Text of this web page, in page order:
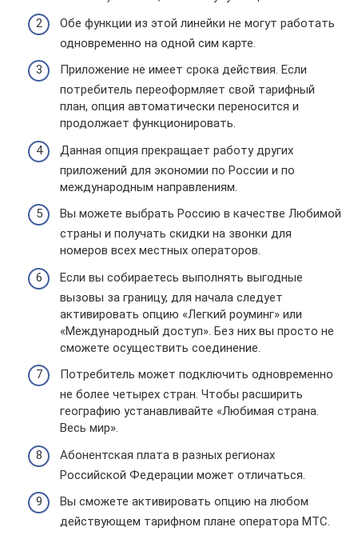
Обе функции из этой линейки не могут работать
одновременно на одной сим карте.
Приложение не имеет срока действия. Если
потребитель переоформляет свой тарифный
план, опция автоматически переносится и
продолжает функционировать.
Данная опция прекращает работу других
приложений для экономии по России и по
международным направлениям.
Вы можете выбрать Россию в качестве Любимой
страны и получать скидки на звонки для
номеров всех местных операторов.
Если вы собираетесь выполнять выгодные
вызовы за границу, для начала следует
активировать опцию «Легкий роуминг» или
«Международный доступ». Без них вы просто не
сможете осуществить соединение.
Потребитель может подключить одновременно
не более четырех стран. Чтобы расширить
географию устанавливайте «Любимая страна.
Весь мир».
Абонентская плата в разных регионах
Российской Федерации может отличаться.
Вы сможете активировать опцию на любом
действующем тарифном плане оператора МТС.